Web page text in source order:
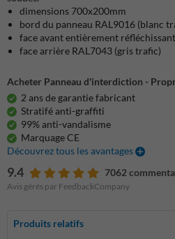
dimensions 700x200mm
bord du panneau RAL9016 (blanc
face avant entièrement
face arrière RAL7043 (gris trafic)
Acheter Panneau d'interdiction -
2 ans de garantie fabricant
Stratifé anti-graffiti
99% anti-vandalisme
Marquage CE
Découvrez tous les avantages
9.4 7062
Avis gérés par FeedbackCompany
Produits relatifs